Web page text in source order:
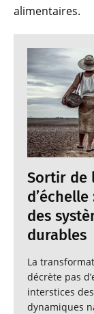
alimentaires.
Sortir de
des
durables
La
décrète pas
interstices
dynamiques